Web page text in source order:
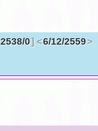
2538/0 6/12/2559